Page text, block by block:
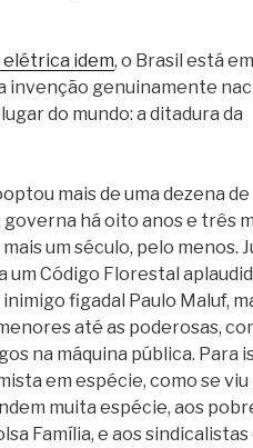
elétrica idem, o Brasil está
invenção genuinamente
do mundo: a ditadura da
mais de uma dezena de
há oito anos e três
um século, pelo menos.
um Código Florestal
figadal Paulo Maluf,
até as poderosas,
na máquina pública. Para
em espécie, como se viu
muita espécie, aos
Família, e aos sindicalistas